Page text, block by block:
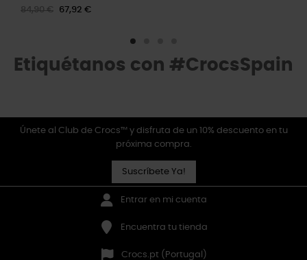
84,90 € 67,92 €
Etiquétanos con #CrocsSpain
Únete al Club de Crocs™ y disfruta de un 10% descuento en tu
próxima compra.
Suscríbete Ya!
Entrar en mi cuenta
Encuentra tu tienda
Crocs.pt (Portugal)